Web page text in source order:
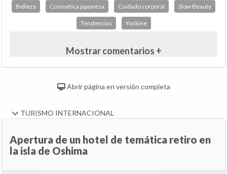
Belleza Cosmética japonesa Cuidado corporal Slow Beauty
Tendencias Yoskine
Mostrar comentarios +
Abrir página en versión completa
TURISMO INTERNACIONAL
Apertura de un hotel de temática retiro en
la isla de Oshima